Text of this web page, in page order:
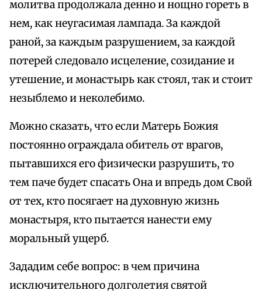
молитва продолжала денно и нощно гореть в
нем, как неугасимая лампада. За каждой
раной, за каждым разрушением, за каждой
потерей следовало исцеление, созидание и
утешение, и монастырь как стоял, так и стоит
незыблемо и неколебимо.
Можно сказать, что если Матерь Божия
постоянно ограждала обитель от врагов,
пытавшихся его физически разрушить, то
тем паче будет спасать Она и впредь дом Свой
от тех, кто посягает на духовную жизнь
монастыря, кто пытается нанести ему
моральный ущерб.
Зададим себе вопрос: в чем причина
исключительного долголетия святой